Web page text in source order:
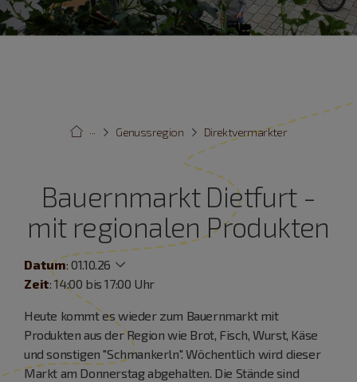
Direktvermarkter
Genussregion
···
Bauernmarkt Dietfurt -
mit regionalen Produkten
Datum:01.10.26
Zeit: 14:00 bis 17:00 Uhr
Heute kommt es wieder zum Bauernmarkt mit
Produkten aus der Region wie Brot, Fisch, Wurst, Käse
und sonstigen "Schmankerln". Wöchentlich wird dieser
Markt am Donnerstag abgehalten. Die Stände sind